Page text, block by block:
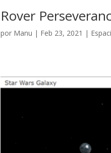
Rover
por Manu | Feb 23, 2021 |